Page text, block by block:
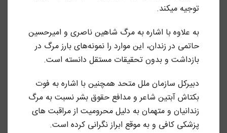
توجیه میکند.
به علاوه با اشاره به مرگ شاهین ناصری و امیرحسین
حاتمی در زندان، این موارد را نمونه‌های بارز مرگ در
بازداشت و بدون تحقیقات مستقل دانسته است.
دبیرکل سازمان ملل متحد همچنین با اشاره به فوت
بکتاش آبتین شاعر و مدافع حقوق بشر نسبت به مرگ
زندانیان و متهمان به دلیل محرومیت از مراقبت های
پزشکی کافی و به موقع ابراز نگرانی کرده است.